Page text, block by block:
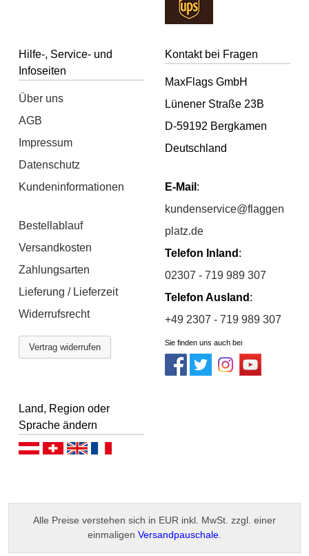
Hilfe-, Service- und
Infoseiten
Über uns
AGB
Impressum
Datenschutz
Kundeninformationen
Bestellablauf
Versandkosten
Zahlungsarten
Lieferung / Lieferzeit
Widerrufsrecht
Vertrag widerrufen
Kontakt bei Fragen
MaxFlags GmbH
Lünener Straße 23B
D-59192 Bergkamen
Deutschland
E-Mail :
kundenservice@flaggen
platz.de
Telefon Inland :
02307 - 719 989 307
Telefon Ausland :
+49 2307 - 719 989 307
Sie finden uns auch bei
Land, Region oder
Sprache ändern
Deutsch (AT)Deutsch (CH)
Alle Preise verstehen sich in EUR inkl. MwSt. zzgl. einer
einmaligen Versandpauschale